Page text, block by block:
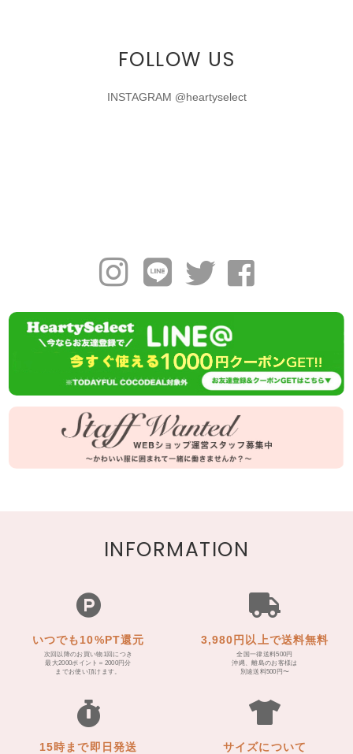
FOLLOW US
INSTAGRAM @heartyselect
INFORMATION
いつでも10%PT還元
次回以降のお買い物1回につき
最大2000ポイント＝2000円分
までお使い頂けます。
3,980円以上で送料無料
全国一律送料500円
沖縄、離島のお客様は
別途送料500円〜
15時まで即日発送 サイズについて